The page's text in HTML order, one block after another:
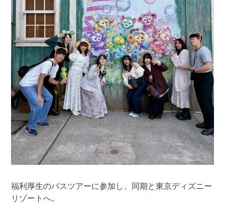
福利厚生のバスツアーに参加し、同期と東京ディズニー
リゾートへ。